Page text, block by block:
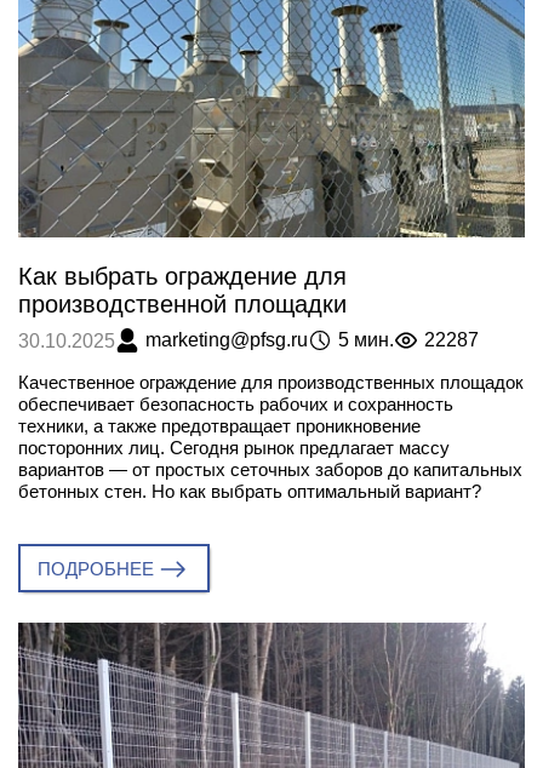
Как выбрать ограждение для
производственной площадки
30.10.2025 marketing@pfsg.ru 5 мин. 22287
Качественное ограждение для производственных площадок
обеспечивает безопасность рабочих и сохранность
техники, а также предотвращает проникновение
посторонних лиц. Сегодня рынок предлагает массу
вариантов — от простых сеточных заборов до капитальных
бетонных стен. Но как выбрать оптимальный вариант?
ПОДРОБНЕЕ